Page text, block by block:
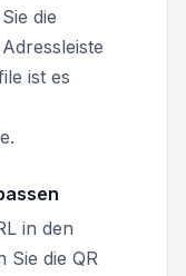
die
ist es
in den
Sie die QR